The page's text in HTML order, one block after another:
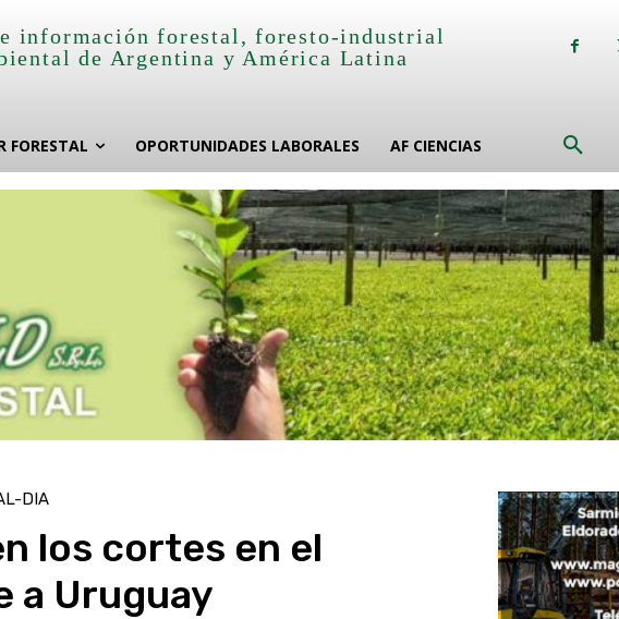
información forestal, foresto-industrial
de Argentina y América Latina
FORESTAL OPORTUNIDADES LABORALES AF CIENCIAS
DIA
los cortes en el
a Uruguay